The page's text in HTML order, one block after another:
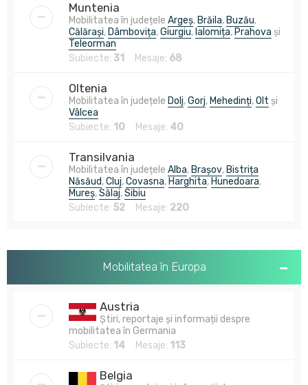
Muntenia
Mobilitatea în județele Argeș, Brăila, Buzău,
Călărași, Dâmbovița,Giurgiu, Ialomița, Prahova și
Teleorman
Subiecte: 31 Mesaje: 68
Oltenia
Mobilitatea în județele Dolj,Gorj, Mehedinți,Olt și
Vâlcea
Subiecte: 10 Mesaje: 40
Transilvania
Mobilitatea în județele Alba, Brașov, Bistrița
Năsăud,Cluj,Covasna, Harghita, Hunedoara,
Mureș,Sălaj,Sibiu
Subiecte: 52 Mesaje: 220
Mobilitatea în Europa
Austria
Știri, reportaje și informații despre
mobilitatea în Germania
Subiecte: 14 Mesaje: 113
Belgia